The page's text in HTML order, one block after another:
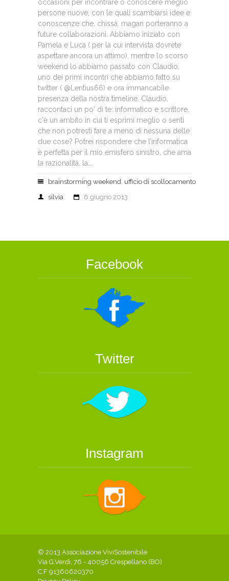
occasioni per incontrare o conoscere meglio
persone nuove, con le quali scambiarsi idee e
conoscenze che, chissà, magari porteranno a
future collaborazioni. Abbiamo iniziato con
Pamela e Luca ( per la cui intervista dovrete
aspettare ancora un attimo), mentre lo scorso
weekend lo abbiamo passato con Claudio,
uno dei primi incontri che abbiamo fatto su
twitter ( @Lentius66) e ora immancabile
presenza della nostra timeline. Claudio,
raccontaci un po' di te: informatico e scrittore,
c'è un ambito in cui ti esprimi meglio o senti
che non potresti fare a meno di nessuna delle
due cose? Potrei rispondere che l’informatica
è perfetta per il mio emisfero sinistro, che ama
la razionalità, la...
brainstorming weekend, ufficio di scollocamento
silvia
6 giugno 2013
Facebook
Twitter
Instagram
© 2013 Associazione ViviSostenibile
Via G.Verdi, 76 - 40056 Crespellano (BO)
C.F 91360620370